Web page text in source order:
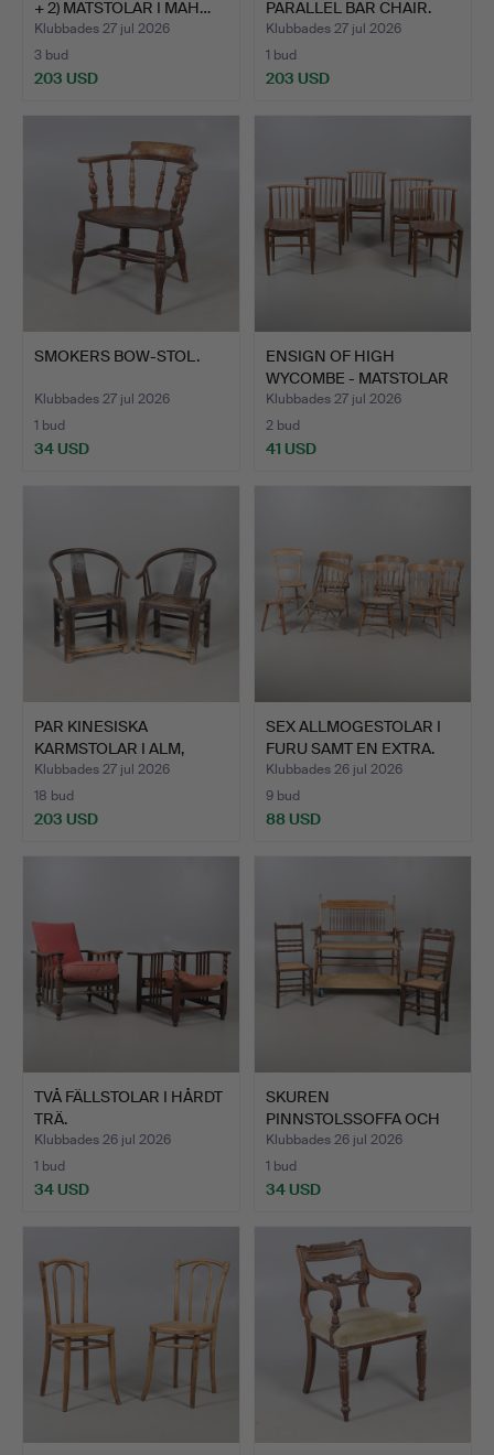
+ 2) MATSTOLAR I MAH…
Klubbades 27 jul 2026
3 bud
203 USD
PARALLEL BAR CHAIR.
Klubbades 27 jul 2026
1 bud
203 USD
SMOKERS BOW-STOL.
Klubbades 27 jul 2026
1 bud
34 USD
ENSIGN OF HIGH
WYCOMBE - MATSTOLAR
FRÅN MI…
Klubbades 27 jul 2026
2 bud
41 USD
PAR KINESISKA
KARMSTOLAR I ALM,
1800-TAL.
Klubbades 27 jul 2026
18 bud
203 USD
SEX ALLMOGESTOLAR I
FURU SAMT EN EXTRA.
Klubbades 26 jul 2026
9 bud
88 USD
TVÅ FÄLLSTOLAR I HÅRDT
TRÄ.
Klubbades 26 jul 2026
1 bud
34 USD
SKUREN
PINNSTOLSSOFFA OCH
TRE STOLAR MED F…
Klubbades 26 jul 2026
1 bud
34 USD